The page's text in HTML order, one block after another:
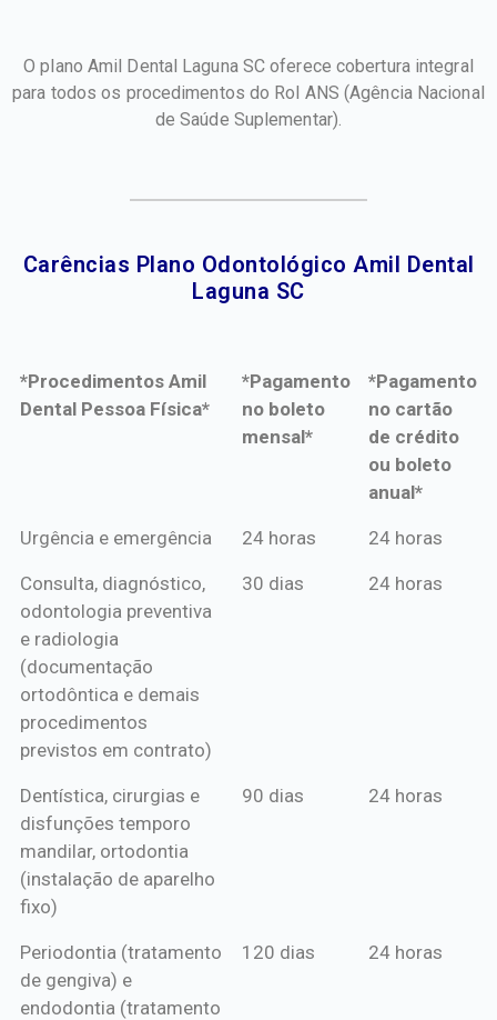
O plano Amil Dental Laguna SC oferece cobertura integral
para todos os procedimentos do Rol ANS(Agência Nacional
de Saúde Suplementar).
Carências Plano Odontológico Amil Dental
Laguna SC​
*Procedimentos Amil
Dental Pessoa Física*
*Pagamento
no boleto
mensal*
*Pagamento
no cartão
de crédito
ou boleto
anual*
*Procedimentos Amil
*Pagamento
mensal*
*Pagamento
de crédito
Urgência e emergência 24 horas 24 horas
Consulta, diagnóstico,
odontologia preventiva
e radiologia
(documentação
ortodôntica e demais
procedimentos
previstos em contrato)
30 dias 24 horas
Dentística, cirurgias e
disfunções temporo
mandilar, ortodontia
(instalação de aparelho
fixo)
90 dias 24 horas
Periodontia (tratamento
de gengiva) e
endodontia (tratamento
120 dias 24 horas